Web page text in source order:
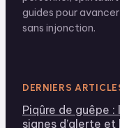
guides pour
sans injonction.
DERNIERS
Piqûre de guêpe
signes d’alerte